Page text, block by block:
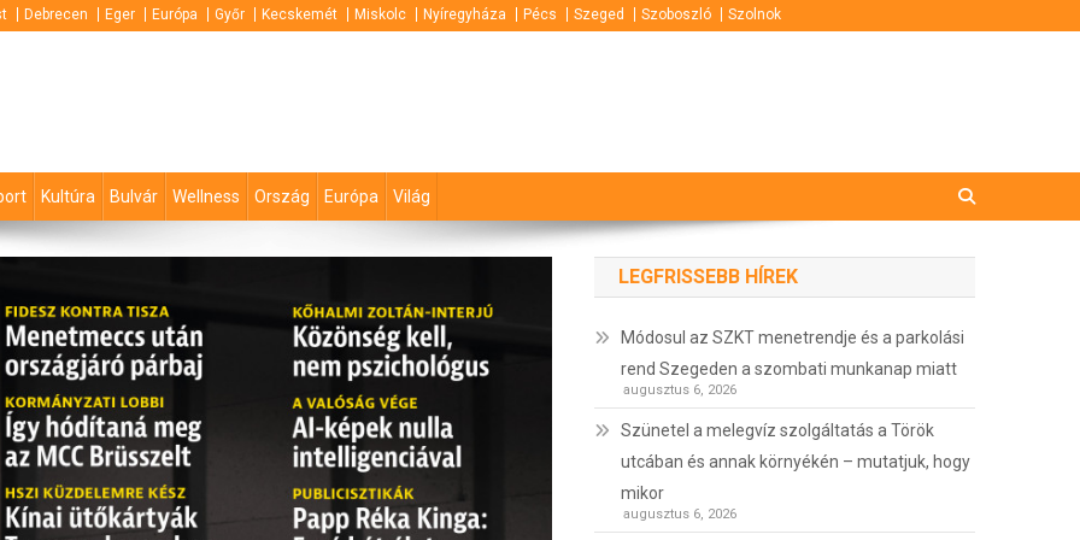
Debrecen Eger Európa Győr Kecskemét Miskolc Nyíregyháza Pécs Szeged Szoboszló Szolnok
Kultúra Bulvár Wellness Ország Európa Világ
LEGFRISSEBB HÍREK
Módosul az SZKT menetrendje és a parkolási
rend Szegeden a szombati munkanap miatt
augusztus 6, 2026
Szünetel a melegvíz szolgáltatás a Török
utcában és annak környékén – mutatjuk, hogy
mikor
augusztus 6, 2026